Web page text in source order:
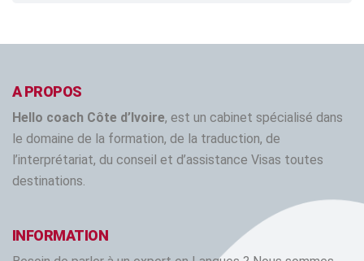
A PROPOS
Hello coach Côte d’Ivoire, est un cabinet spécialisé dans
le domaine de la formation, de la traduction, de
l’interprétariat, du conseil et d’assistance Visas toutes
destinations.
INFORMATION